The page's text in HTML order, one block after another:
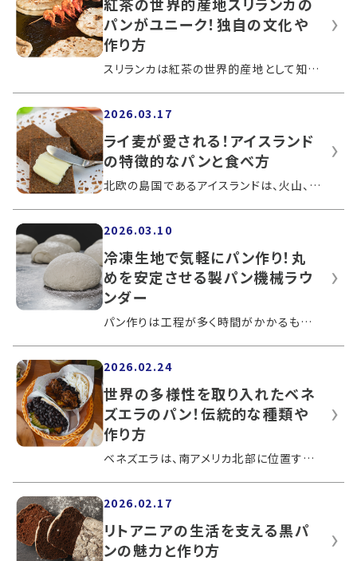
パンがユニーク！独自の文化や
作り方
スリランカは紅茶の世界的産地として知られ「インド洋の真珠」とも称される緑豊かな国です。スリランカカレーが主食で、カレーに合うパンも...
2026.03.17
ライ麦が愛される！アイスランド
の特徴的なパンと食べ方
北欧の島国であるアイスランドは、火山、間欠泉、温泉、溶岩原などの大自然で知られている国です。そんなアイスランドは寒冷な気候であるこ...
2026.03.10
冷凍生地で気軽にパン作り！丸
めを安定させる製パン機械ラウ
ンダー
パン作りは工程が多く時間がかかるものですが、気軽にパン作りを楽しみたい方におすすめなのが冷凍生地を使う製法です。この記事では、冷凍...
2026.02.24
世界の多様性を取り入れたベネ
ズエラのパン！伝統的な種類や
作り方
ベネズエラは、南アメリカ北部に位置する熱帯気候の国です。豊かな土地をいかして、ベネズエラで栽培されている食物を使ったパンが作られて...
2026.02.17
リトアニアの生活を支える黒パ
ンの魅力と作り方